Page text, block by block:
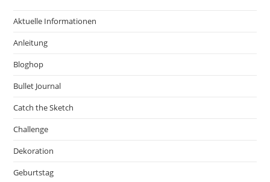
Aktuelle Informationen
Anleitung
Bloghop
Bullet Journal
Catch the Sketch
Challenge
Dekoration
Geburtstag